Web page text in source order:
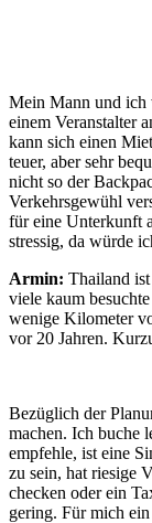
Mein Mann und ich
einem Veranstalter
kann sich einen
teuer, aber sehr
nicht so der
Verkehrsgewühl
für eine Unterkunft
stressig, da würde
Armin: Thailand
viele kaum
wenige Kilometer
vor 20 Jahren.
Bezüglich der
machen. Ich buche
empfehle, ist eine
zu sein, hat riesige
checken oder ein
gering. Für mich